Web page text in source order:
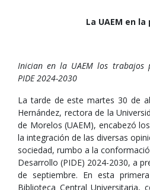
La UAEM en la
Inician en la UAEM los trabajos
PIDE 2024-2030
La tarde de este martes 30 de
Hernández, rectora de la
de Morelos (UAEM), encabezó
la integración de las diversas
sociedad, rumbo a la
Desarrollo (PIDE) 2024-2030, a
de septiembre. En esta
Biblioteca Central Universitaria,